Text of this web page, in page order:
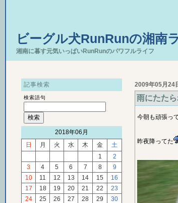
ビーグル犬RunRunの湘南
湘南に暮す元気いっぱいRunRunのパワフルライフ
記事検索
検索語句
2018年06月
日
月 火 水 木 金
土
1
2
3
4 5 6 7 8
9
10
11 12 13 14 15
16
17
18 19 20 21 22
23
24
25 26 27 28 29 30
2009年05月24
雨にたた
今朝も頑張っ
昨夜降ってた